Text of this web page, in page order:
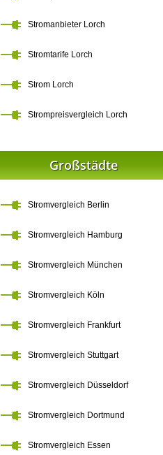
Stromanbieter Lorch
Stromtarife Lorch
Strom Lorch
Strompreisvergleich Lorch
Großstädte
Stromvergleich Berlin
Stromvergleich Hamburg
Stromvergleich München
Stromvergleich Köln
Stromvergleich Frankfurt
Stromvergleich Stuttgart
Stromvergleich Düsseldorf
Stromvergleich Dortmund
Stromvergleich Essen